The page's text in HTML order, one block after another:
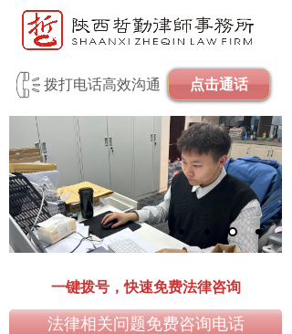
点击通话
拨打电话高效沟通
一键拨号，快速免费法律咨询
法律相关问题免费咨询电话